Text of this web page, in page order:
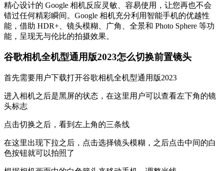
精心设计的 Google 相机反应灵敏、容易使用，让您再也不会
错过任何精彩瞬间。Google 相机充分利用智能手机的优越性
能，借助 HDR+、镜头模糊、广角、全景和 Photo Sphere 等功
能，呈现无与伦比的拍摄效果。
谷歌相机全机型通用版2023怎么切换前置镜头
首先需要用户下载打开谷歌相机全机型通用版2023
进入相机之后是黑屏的状态，在这里用户可以查看左下角的镜
头标志
点击切换之后，看到左上角的三条线
在这里出现下拉之后，点击选择镜头模糊，之后点击中间的白
色按钮就可以拍照了